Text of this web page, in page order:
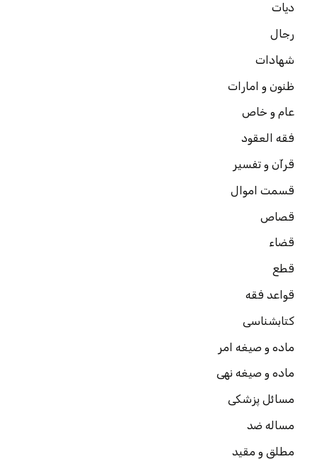
دیات
رجال
شهادات
ظنون و امارات
عام و خاص
فقه العقود
قرآن و تفسیر
قسمت اموال
قصاص
قضاء
قطع
قواعد فقه
کتابشناسی
ماده و صیغه امر
ماده و صیغه نهی
مسائل پزشکی
مساله ضد
مطلق و مقید